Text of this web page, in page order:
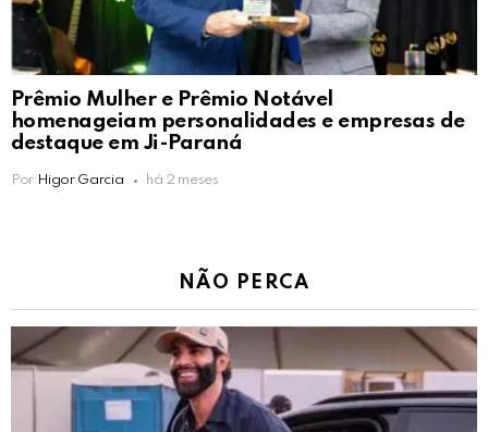
Prêmio Mulher e Prêmio Notável
homenageiam personalidades e empresas de
destaque em Ji-Paraná
Por Higor Garcia há 2 meses
NÃO PERCA